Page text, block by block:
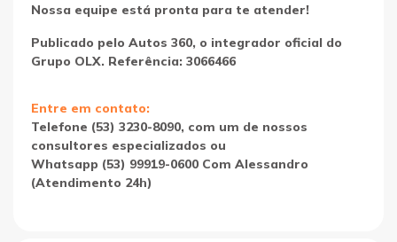
Nossa equipe está pronta para te atender!
Publicado pelo Autos 360, o integrador oficial do
Grupo OLX. Referência: 3066466
Entre em contato:
Telefone (53) 3230-8090, com um de nossos
consultores especializados ou
Whatsapp (53) 99919-0600 Com Alessandro
(Atendimento 24h)